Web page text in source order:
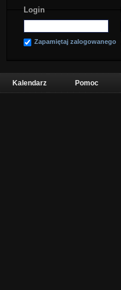
Login
Zapamiętaj zalogowanego
Kalendarz Pomoc